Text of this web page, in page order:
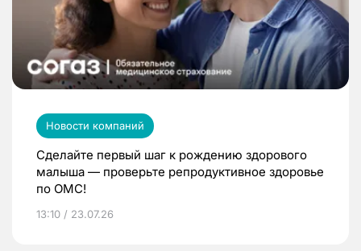
Новости компаний
Сделайте первый шаг к рождению здорового
малыша — проверьте репродуктивное здоровье
по ОМС!
13:10 / 23.07.26